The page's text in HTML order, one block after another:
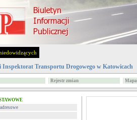
Inspektorat Transportu Drogowego w Katowicach
Rejestr zmian